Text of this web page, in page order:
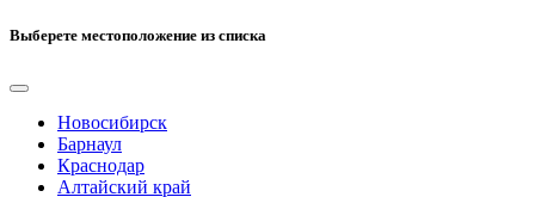
Выберете местоположение из списка
Новосибирск
Барнаул
Краснодар
Алтайский край